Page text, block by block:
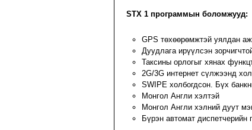
STX 1 программын боломжууд:
GPS төхөөрөмжтэй уялдан
Дуудлага ирүүлсэн
Таксины орлогыг хянах
2G/3G интернет сүлжээнд
SWIPE холбогдсон. Бүх
Монгол Англи хэлтэй
Монгол Англи хэлний дуут
Бүрэн автомат диспетчерийн